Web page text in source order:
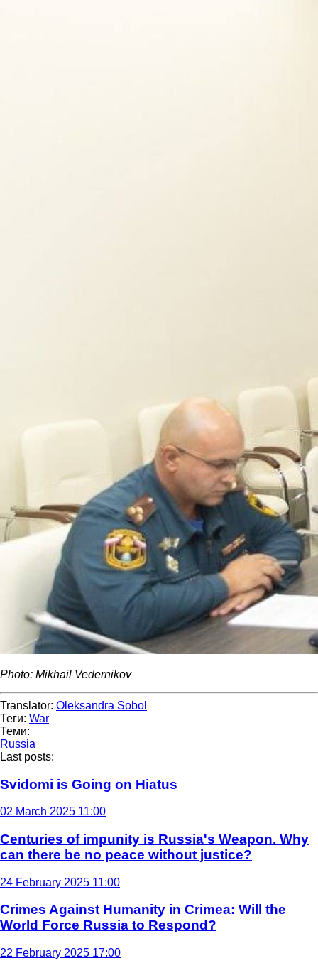
Photo: Mikhail Vedernikov
Translator: Oleksandra Sobol
Теги: War
Теми:
Russia
Last posts:
Svidomi is Going on Hiatus
02 March 2025 11:00
Centuries of impunity is Russia's Weapon. Why
can there be no peace without justice?
24 February 2025 11:00
Crimes Against Humanity in Crimea: Will the
World Force Russia to Respond?
22 February 2025 17:00